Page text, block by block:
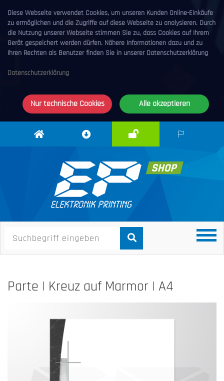
Diese Webseite verwendet Cookies, um unseren Kunden Online-Einkäufe
zu ermöglichen und die Zugriffe auf diese Webseite zu analysieren. Durch
die Nutzung unserer Webseite stimmen Sie zu, dass Cookies auf Ihrem
Gerät gespeichert werden dürfen. Nähere Informationen dazu und zu
Ihren Rechten als Benutzer finden Sie in unserer Datenschutzerklärung
Datenschutzerklärung
Nur technische Cookies Alle akzeptieren
Elektronik
Downloadcenter
Parte | Kreuz auf Marmor | A4